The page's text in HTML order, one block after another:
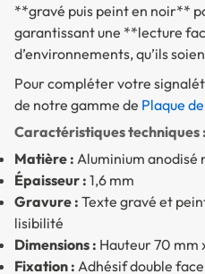
**gravé puis peint en noir**
garantissant une **lecture
d’environnements, qu’ils
Pour compléter votre
de notre gamme de Plaque
Caractéristiques techniques :
Matière : Aluminium anodisé
Épaisseur : 1,6 mm
Gravure : Texte gravé et
lisibilité
Dimensions : Hauteur 70 mm
Fixation : Adhésif double